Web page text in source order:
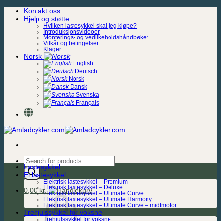
Skip
Kontakt oss
Hjelp og støtte
Hvilken lastesykkel skal jeg kjøpe?
Introduksjonsvideoer
Monterings- og vedlikeholdshåndbøker
Vilkår og betingelser
Klager
Norsk
English
Deutsch
Norsk
Dansk
Svenska
Français
Products
search
0,00kr.
Lastesykkel
El lastesykkel
Elektrisk lastesykkel – Premium
Elektrisk lastesykkel – Deluxe
Elektrisk lastesykkel – Ultimate Curve
Elektrisk lastesykkel – Ultimate Harmony
Elektrisk lastesykkel – Ultimate Curve – midtmotor
Trehjulssykkel for voksne
Trehjulssykkel for voksne